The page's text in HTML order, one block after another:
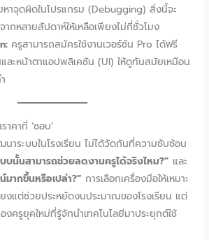
าจุดผิดในโปรแกรม (Debugging) สิ่งนี้จะ
ากหลายสัปดาห์ให้เหลือเพียงไม่กี่ชั่วโมง
ครูสามารถสมัครใช้งานเวอร์ชัน Pro ได้ฟรี
ละหน้าตาแอปพลิเคชัน (UI) ให้ดูทันสมัยเหมือน
าคาที่ ‘ชอบ’
าระบบในโรงเรียน ไม่ได้วัดกันที่ความซับซ้อน
บบนั้นสามารถช่วยลดงานครูได้จริงไหม?” และ
มากขึ้นหรือเปล่า?” การเลือกเครื่องมือให้เหมาะ
แต่ช่วยประหยัดงบประมาณของโรงเรียน แต่
ครูยุคใหม่ที่รู้จักนำเทคโนโลยีมาประยุกต์ใช้